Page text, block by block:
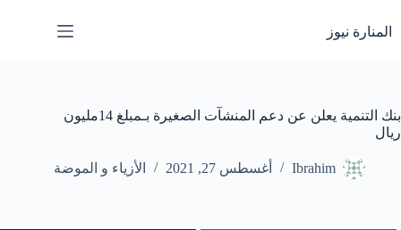
إلى
المحتوى
المنارة نيوز
بنك التنمية يعلن عن دعم المنشآت الصغيرة بـمبلغ 14مليون
ريال
Ibrahim أغسطس 27, 2021 الأزياء و الموضة